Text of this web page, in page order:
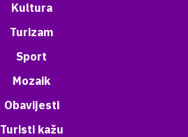
Kultura
Turizam
Sport
Mozaik
Obavijesti
Turisti kažu